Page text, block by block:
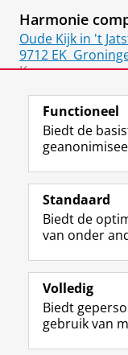
Harmonie
Oude Kijk in 't
9712 EK
Kamer:
Volg
Studiekiezers
Alumni
Over ons
Functioneel
Biedt de
Standaard
Biedt de
van onder
Volledig
Biedt
gebruik van